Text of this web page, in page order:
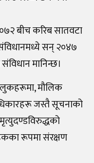
बीच करिब सातवटा
सन् २०४७
मानिन्छ।
मौलिक
जस्तै सूचनाको
रूपमा संरक्षण